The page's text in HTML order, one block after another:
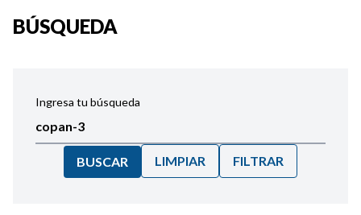
BÚSQUEDA
Ingresa tu búsqueda
BUSCAR LIMPIAR FILTRAR